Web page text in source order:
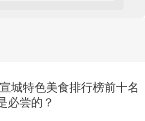
城特色美食排行榜前十名
必尝的？